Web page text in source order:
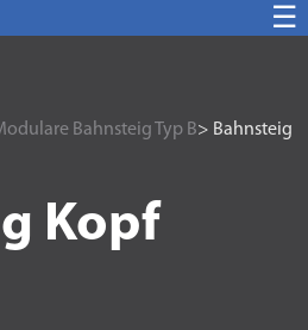
☰
Bahnsteig Typ B> Bahnsteig
Kopf